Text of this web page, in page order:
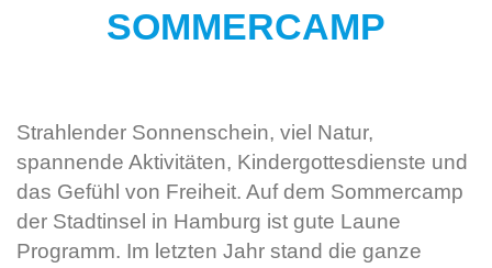
SOMMERCAMP
Strahlender Sonnenschein, viel Natur,
spannende Aktivitäten, Kindergottesdienste und
das Gefühl von Freiheit. Auf dem Sommercamp
der Stadtinsel in Hamburg ist gute Laune
Programm. Im letzten Jahr stand die ganze